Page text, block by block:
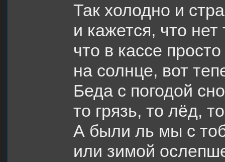
Так холодно и
и кажется, что нет
что в кассе
на солнце, вот
Беда с погодой
то грязь, то лëд,
А были ль мы с
или зимой